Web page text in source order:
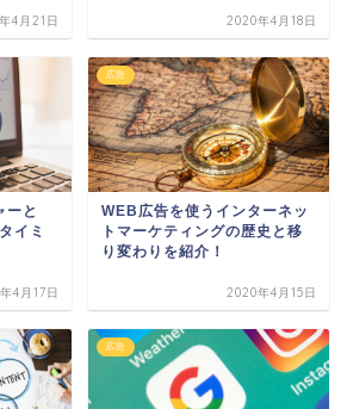
4月21日 2020年4月18日
ーと
イミ
4月17日
広告
WEB広告を使うインターネッ
トマーケティングの歴史と移
り変わりを紹介！
2020年4月15日
広告